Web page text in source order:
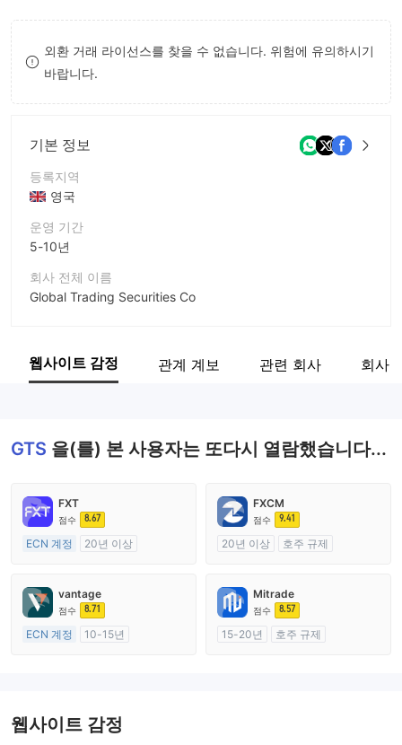
외환 거래 라이선스를 찾을 수 없습니다. 위험에 유의하시기
바랍니다.
기본 정보
등록지역
영국
운영 기간
5-10년
회사 전체 이름
Global Trading Securities Co
기업 직원
웹사이트 감정 관계 계보 관련 회사 회사
GTS 을(를) 본 사용자는 또다시 열람했습니다...
FXT
점수 8.67
ECN 계정
20년 이상
외환 거래 라이선스 (MM)
마스터 레이블 MT4
FXCM
점수 9.41
20년 이상
호주 규제
마스터 레이블 MT4
vantage
점수 8.71
ECN 계정
10-15년
Mitrade
점수 8.57
15-20년
호주 규제
웹사이트 감정